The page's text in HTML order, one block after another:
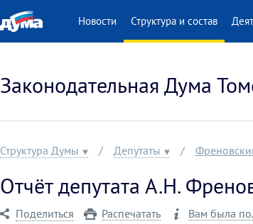
Новости Структура и состав
Законодательная Дума
Структура Думы Депутаты
Отчёт депутата А.Н.
Поделиться Распечатать Вам была